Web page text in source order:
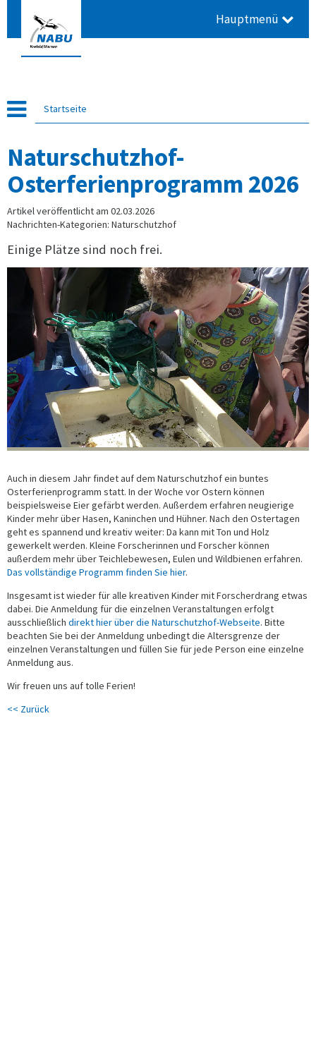
Hauptmenü
Startseite
Naturschutzhof-
Osterferienprogramm 2026
Artikel veröffentlicht am 02.03.2026
Nachrichten-Kategorien: Naturschutzhof
Einige Plätze sind noch frei.
Auch in diesem Jahr findet auf dem Naturschutzhof ein buntes
Osterferienprogramm statt. In der Woche vor Ostern können
beispielsweise Eier gefärbt werden. Außerdem erfahren neugierige
Kinder mehr über Hasen, Kaninchen und Hühner. Nach den Ostertagen
geht es spannend und kreativ weiter: Da kann mit Ton und Holz
gewerkelt werden. Kleine Forscherinnen und Forscher können
außerdem mehr über Teichlebewesen, Eulen und Wildbienen erfahren.
Das vollständige Programm finden Sie hier.
Insgesamt ist wieder für alle kreativen Kinder mit Forscherdrang etwas
dabei. Die Anmeldung für die einzelnen Veranstaltungen erfolgt
ausschließlich direkt hier über die Naturschutzhof-Webseite. Bitte
beachten Sie bei der Anmeldung unbedingt die Altersgrenze der
einzelnen Veranstaltungen und füllen Sie für jede Person eine einzelne
Anmeldung aus.
Wir freuen uns auf tolle Ferien!
<< Zurück